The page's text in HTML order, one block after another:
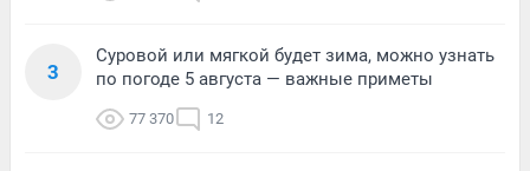
3
Суровой или мягкой будет зима, можно узнать
по погоде 5 августа — важные приметы
77 370 12